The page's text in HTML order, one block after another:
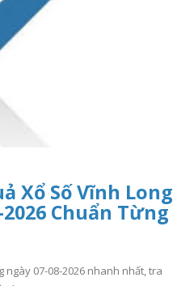
Xổ Số Vĩnh Long
2026 Chuẩn Từng
ngày 07-08-2026 nhanh nhất, tra